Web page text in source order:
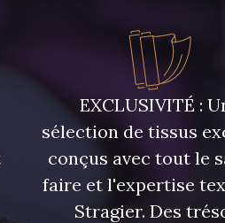
EXCLUSIVITÉ :
sélection de tissus
conçus avec tout le
faire et l'expertise
Stragier. Des